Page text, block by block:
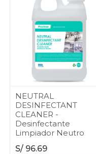
NEUTRAL
DESINFECTANT
CLEANER -
Desinfectante
Limpiador Neutro
S/ 96.69